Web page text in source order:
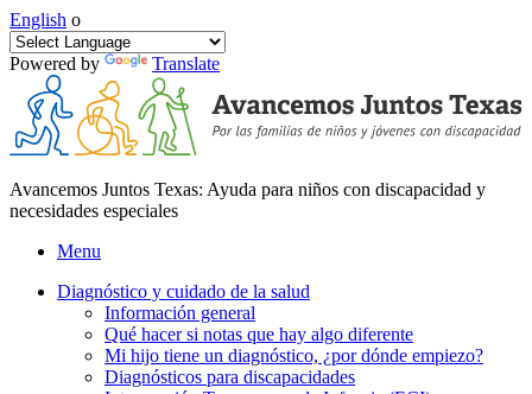
English o
Powered by Translate
Avancemos Juntos Texas: Ayuda para niños con discapacidad y
necesidades especiales
Menu
Diagnóstico y cuidado de la salud
Información general
Qué hacer si notas que hay algo diferente
Mi hijo tiene un diagnóstico, ¿por dónde empiezo?
Diagnósticos para discapacidades